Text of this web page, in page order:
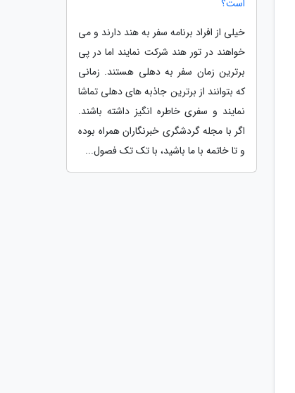
است؟
خیلی از افراد برنامه سفر به هند دارند و می
خواهند در تور هند شرکت نمایند اما در پی
برترین زمان سفر به دهلی هستند. زمانی
که بتوانند از برترین جاذبه های دهلی تماشا
نمایند و سفری خاطره انگیز داشته باشند.
اگر با مجله گردشگری خبرنگاران همراه بوده
و تا خاتمه با ما باشید، با تک تک فصول...